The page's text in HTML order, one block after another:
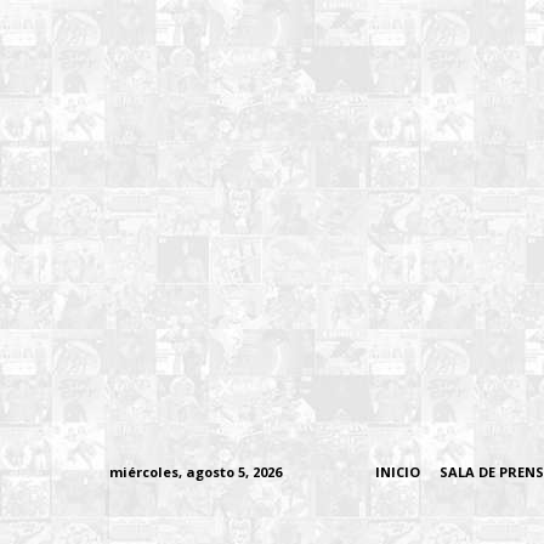
miércoles, agosto 5, 2026 INICIO SALA DE